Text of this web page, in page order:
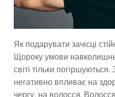
Як подарувати зачісці
Щороку умови
світі тільки
негативно впливає на